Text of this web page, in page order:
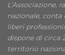
L’Associazione,
nazionale,
liberi
dispone di circa
territorio